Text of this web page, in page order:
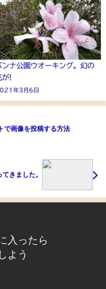
ンナ公園ウオーキング。幻の
が!
年3月6日
で画像を投稿する方法
きました。
入ったら
よう